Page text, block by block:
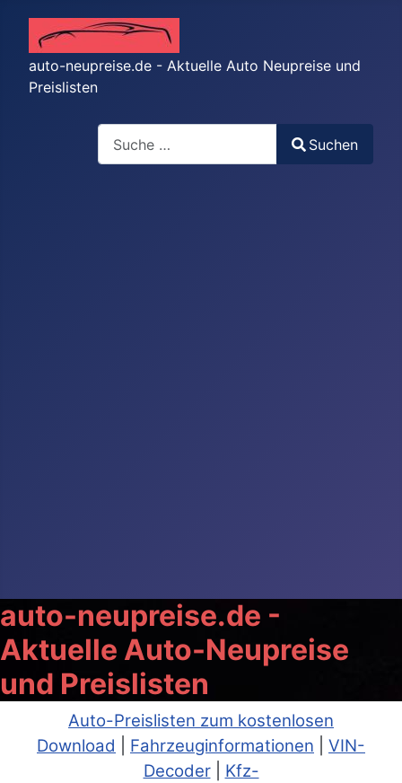
auto-neupreise.de - Aktuelle Auto Neupreise und
Preislisten
Suchen
auto-neupreise.de -
Aktuelle Auto-Neupreise
und Preislisten
Auto-Preislisten zum kostenlosen
Download
Fahrzeuginformationen
VIN-
Decoder| Kfz-